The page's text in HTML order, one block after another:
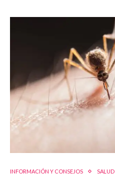
INFORMACIÓN Y CONSEJOS SALUD